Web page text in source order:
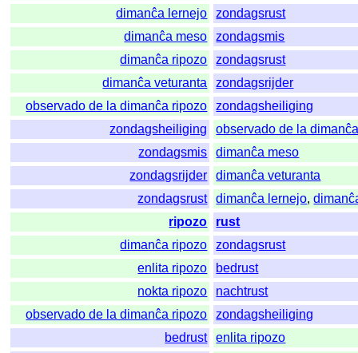
dimanĉa lernejo
zondagsrust
dimanĉa meso
zondagsmis
dimanĉa ripozo
zondagsrust
dimanĉa veturanta
zondagsrijder
observado de la dimanĉa ripozo
zondagsheiliging
zondagsheiliging
observado de la
zondagsmis
dimanĉa meso
zondagsrijder
dimanĉa veturanta
zondagsrust
dimanĉa lernejo,
ripozo
rust
dimanĉa ripozo
zondagsrust
enlita ripozo
bedrust
nokta ripozo
nachtrust
observado de la dimanĉa ripozo
zondagsheiliging
bedrust
enlita ripozo